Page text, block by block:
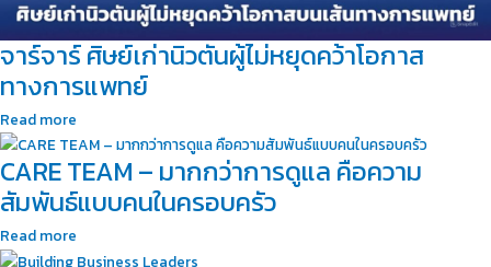
จาร์จาร์ ศิษย์เก่านิวตันผู้ไม่หยุดคว้าโอกาส
ทางการแพทย์
Read more
CARE TEAM – มากกว่าการดูแล คือความ
สัมพันธ์แบบคนในครอบครัว
Read more